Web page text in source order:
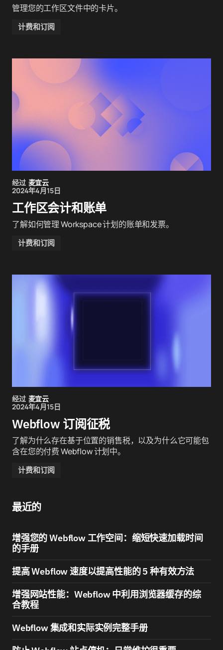
管理您的工作区文件中的卡片。
计费和订阅
经过 麦宜云
2024年4月15日
工作区会计和账单
了解如何管理 Workspace 计划的账单和发票。
计费和订阅
经过 麦宜云
2024年4月15日
Webflow 订阅征税
了解为什么存在基于位置的销售税，以及为什么它可能包
含在您的付费 Webflow 计划中。
计费和订阅
最近的
增强您的 Webflow 工作空间：缩短快速加载时间
的手册
提高 Webflow 速度以提高性能的 5 种有效方法
增强网站性能：Webflow 中利用浏览器缓存的综
合教程
Webflow 集成和实际实例完整手册